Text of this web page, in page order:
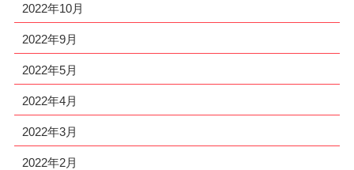
2022年10月
2022年9月
2022年5月
2022年4月
2022年3月
2022年2月